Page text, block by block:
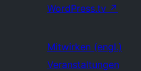
WordPress.tv ↗
Mitwirken (engl.)
Veranstaltungen